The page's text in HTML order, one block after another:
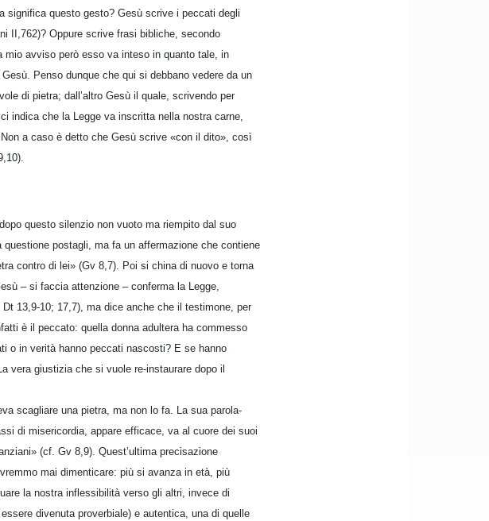
significa questo gesto? Gesù scrive i peccati degli
II,762)? Oppure scrive frasi bibliche, secondo
mio avviso però esso va inteso in quanto tale, in
Penso dunque che qui si debbano vedere da un
di pietra; dall’altro Gesù il quale, scrivendo per
indica che la Legge va inscritta nella nostra carne,
a caso è detto che Gesù scrive «con il dito», così
questo silenzio non vuoto ma riempito dal suo
postagli, ma fa un affermazione che contiene
contro di lei» (Gv 8,7). Poi si china di nuovo e torna
– si faccia attenzione – conferma la Legge,
13,9-10; 17,7), ma dice anche che il testimone, per
è il peccato: quella donna adultera ha commesso
o in verità hanno peccati nascosti? E se hanno
vera giustizia che si vuole re-instaurare dopo il
scagliare una pietra, ma non lo fa. La sua parola-
di misericordia, appare efficace, va al cuore dei suoi
(cf. Gv 8,9). Quest’ultima precisazione
mai dimenticare: più si avanza in età, più
la nostra inflessibilità verso gli altri, invece di
divenuta proverbiale) e autentica, una di quelle